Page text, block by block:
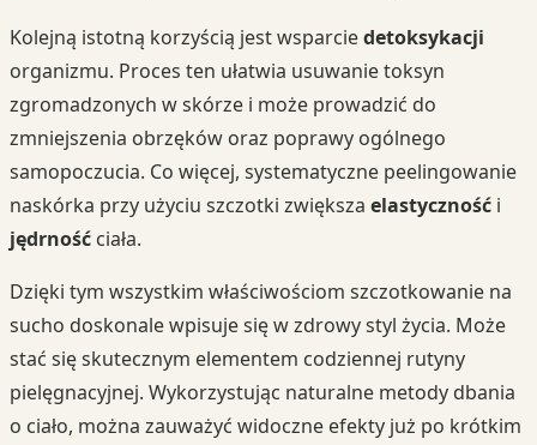
Kolejną istotną korzyścią jest wsparciedetoksykacji
organizmu. Proces ten ułatwia usuwanie toksyn
zgromadzonych w skórze i może prowadzić do
zmniejszenia obrzęków oraz poprawy ogólnego
samopoczucia. Co więcej, systematyczne peelingowanie
naskórka przy użyciu szczotki zwiększa elastyczność i
jędrność ciała.
Dzięki tym wszystkim właściwościom szczotkowanie na
sucho doskonale wpisuje się w zdrowy styl życia. Może
stać się skutecznym elementem codziennej rutyny
pielęgnacyjnej. Wykorzystując naturalne metody dbania
o ciało, można zauważyć widoczne efekty już po krótkim